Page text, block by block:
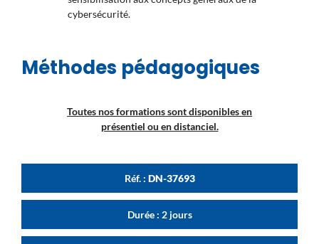
cybersécurité.
Méthodes pédagogiques
Toutes nos formations sont disponibles en
présentiel ou en distanciel.
Réf. : DN-37693
Durée : 2 jours